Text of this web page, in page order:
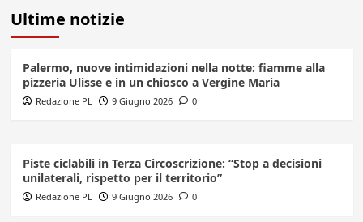
Ultime notizie
Palermo, nuove intimidazioni nella notte: fiamme alla
pizzeria Ulisse e in un chiosco a Vergine Maria
Redazione PL 9 Giugno 2026 0
Piste ciclabili in Terza Circoscrizione: “Stop a decisioni
unilaterali, rispetto per il territorio”
Redazione PL 9 Giugno 2026 0